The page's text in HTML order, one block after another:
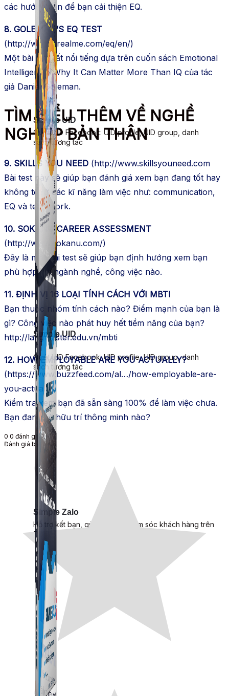
Simple UID
Quét UID Facebook: UID profile, UID group, danh
sách tương tác
Simple Zalo
Hỗ trợ kết bạn, gửi tin nhắn chăm sóc khách hàng trên
Zalo.
Simple UID
Quét UID Facebook: UID profile, UID group, danh
sách tương tác
các hướng dẫn để bạn cải thiện EQ.
8. GOLEMAN’S EQ TEST
(http://www.arealme.com/eq/en/)
Một bài test rất nổi tiếng dựa trên cuốn sách Emotional
Intelligence: Why It Can Matter More Than IQ của tác
giả Daniel Goleman.
TÌM HIỂU THÊM VỀ NGHỀ
NGHIỆP BẢN THÂN
9. SKILLS YOU NEED (http://www.skillsyouneed.com
Bài test này sẽ giúp bạn đánh giá xem bạn đang tốt hay
không tốt ở các kĩ năng làm việc như: communication,
EQ và teamwork.
10. SOKANU CAREER ASSESSMENT
(http://www.sokanu.com/)
Đây là một bài test sẽ giúp bạn định hướng xem bạn
phù hợp với ngành nghề, công việc nào.
11. ĐỊNH VỊ 16 LOẠI TÍNH CÁCH VỚI MBTI
Bạn thuộc nhóm tính cách nào? Điểm mạnh của bạn là
gì? Công việc nào phát huy hết tiềm năng của bạn?
http://langmaster.edu.vn/mbti
12. HOW EMPLOYABLE ARE YOU ACTUALLY?
(https://www.buzzfeed.com/al…/how-employable-are-
you-actually)
Kiểm tra xem bạn đã sẵn sàng 100% để làm việc chưa.
Bạn đang sở hữu trí thông minh nào?
0 0 đánh giá
Đánh giá bài viết